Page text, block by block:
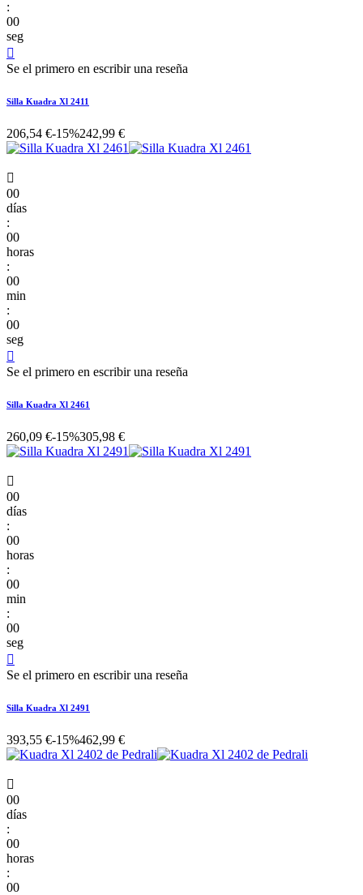
:
00
seg

Se el primero en escribir una reseña
Silla Kuadra Xl 2411
206,54 €-15%242,99 €

00
días
:
00
horas
:
00
min
:
00
seg

Se el primero en escribir una reseña
Silla Kuadra Xl 2461
260,09 €-15%305,98 €

00
días
:
00
horas
:
00
min
:
00
seg

Se el primero en escribir una reseña
Silla Kuadra Xl 2491
393,55 €-15%462,99 €

00
días
:
00
horas
:
00